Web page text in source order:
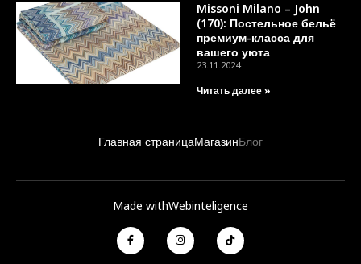
Missoni Milano – John
(170): Постельное бельё
премиум-класса для
вашего уюта
23.11.2024
Читать далее »
Главная страницаМагазинБлог
Made withWebinteligence